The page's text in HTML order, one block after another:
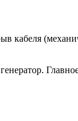
кабеля